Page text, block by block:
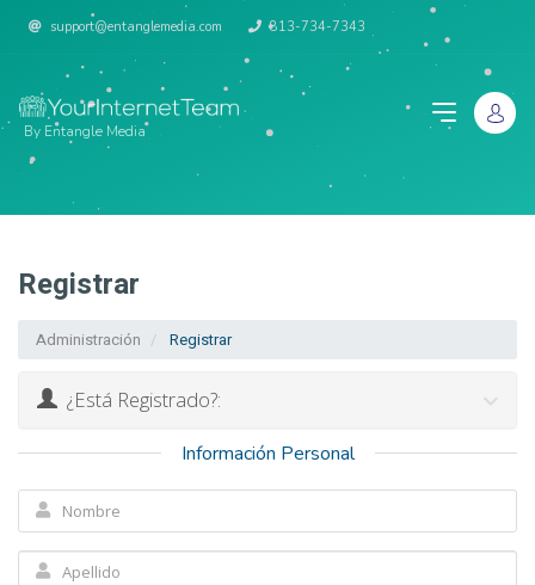
support@entanglemedia.com 813-734-7343
By Entangle Media
Registrar
Administración Registrar
¿Está Registrado?:
Información Personal